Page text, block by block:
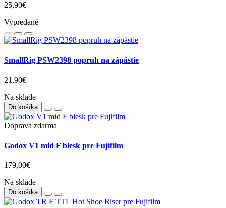
25,90€
Vypredané
SmallRig PSW2398 popruh na zápästie
21,90€
Na sklade
Do košíka
Doprava zdarma
Godox V1 mid F blesk pre Fujifilm
179,00€
Na sklade
Do košíka